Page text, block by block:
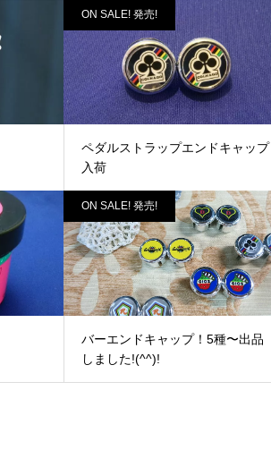
ON SALE! 発売!
ペダルストラップエンドキャップ
入荷
ON SALE! 発売!
バーエンドキャップ！5種〜出品
しました!(^^)!